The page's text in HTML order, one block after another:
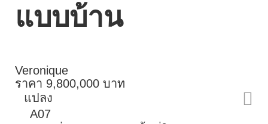
แบบบ้าน
Veronique
ราคา 9,800,000 บาท
แปลง
A07